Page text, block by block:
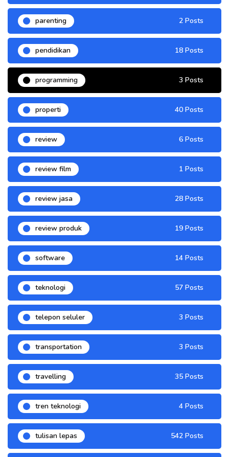
parenting 2 Posts
pendidikan 18 Posts
programming 3 Posts
properti 40 Posts
review 6 Posts
review film 1 Posts
review jasa 28 Posts
review produk 19 Posts
software 14 Posts
teknologi 57 Posts
telepon seluler 3 Posts
transportation 3 Posts
travelling 35 Posts
tren teknologi 4 Posts
tulisan lepas 542 Posts